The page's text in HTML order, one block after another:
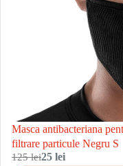
Masca antibacteriana
filtrare particule Negru S
125 lei25 lei